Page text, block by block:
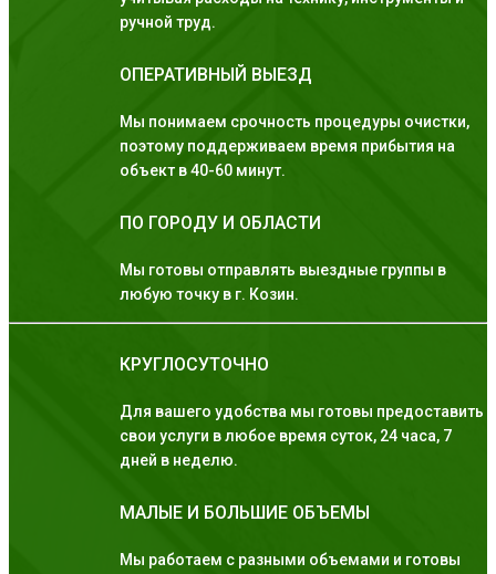
ручной труд.
ОПЕРАТИВНЫЙ ВЫЕЗД
Мы понимаем срочность процедуры очистки,
поэтому поддерживаем время прибытия на
объект в 40-60 минут.
ПО ГОРОДУ И ОБЛАСТИ
Мы готовы отправлять выездные группы в
любую точку в г. Козин.
КРУГЛОСУТОЧНО
Для вашего удобства мы готовы предоставить
свои услуги в любое время суток, 24 часа, 7
дней в неделю.
МАЛЫЕ И БОЛЬШИЕ ОБЪЕМЫ
Мы работаем с разными объемами и готовы